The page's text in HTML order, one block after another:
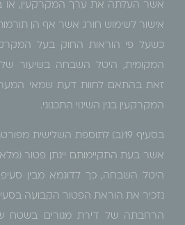
אשר העלתה את ערך המקרקעין, או
אישור לשימוש חורג אשר אף הן
כשעל פי הוראות החוק בעל
זאת בהתאם לחוות דעת שמאי
המקרקעין בגין השינוי התכנוני.
בסעיף 19(ב) לתוספת השלישית
אשר בעת התקיימותם יינתן פטור
היטל השבחה, כך לדוגמא מבין